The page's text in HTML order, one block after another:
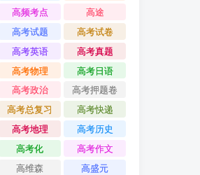
高频考点
高途
高考试题
高考试卷
高考英语
高考真题
高考物理
高考日语
高考政治
高考押题卷
高考总复习
高考快递
高考地理
高考历史
高考化
高考作文
高维森
高盛元